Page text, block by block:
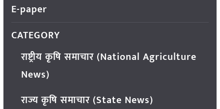
E-paper
CATEGORY
राष्ट्रीय कृषि समाचार (National Agriculture
News)
राज्य कृषि समाचार (State News)